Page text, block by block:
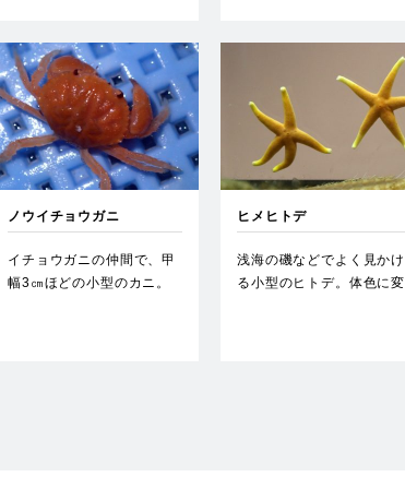
ノウイチョウガニ
イチョウガニの仲間で、甲
幅3㎝ほどの小型のカニ。
ヒメヒトデ
浅海の磯などでよく見かけ
る小型のヒトデ。体色に変